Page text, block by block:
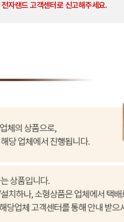
자랜드 고객센터로 신고해주세요.